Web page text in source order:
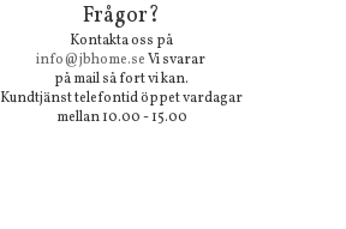
Frågor?
Kontakta oss på
info@jbhome.seVi svarar
på mail så fort vi kan.
Kundtjänst telefontid öppet vardagar
mellan 10.00 - 15.00